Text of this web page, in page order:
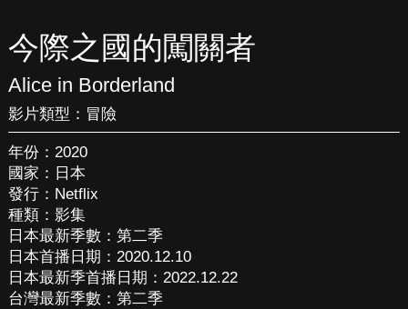
今際之國的闖關者
Alice in Borderland
影片類型： 冒險
年份：2020
國家：日本
發行：Netflix
種類：影集
日本最新季數：第二季
日本首播日期：2020.12.10
日本最新季首播日期：2022.12.22
台灣最新季數：第二季